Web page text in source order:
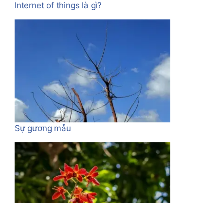
Internet of things là gì?
Sự gương mẫu